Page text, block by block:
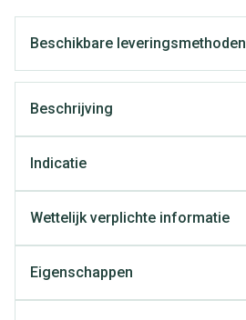
Beschikbare leveringsmethoden
Beschrijving
Indicatie
Wettelijk verplichte informatie
Eigenschappen